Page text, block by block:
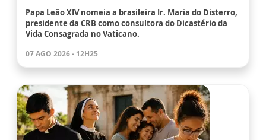
Papa Leão XIV nomeia a brasileira Ir. Maria do Disterro,
presidente da CRB como consultora do Dicastério da
Vida Consagrada no Vaticano.
07 AGO 2026 - 12H25